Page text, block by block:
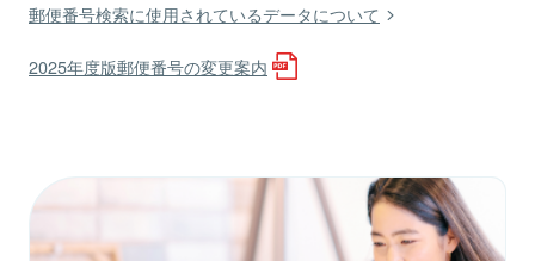
郵便番号検索に使用されているデータについて
2025年度版郵便番号の変更案内